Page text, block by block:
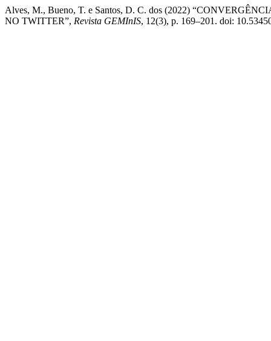
Alves, M., Bueno, T. e Santos, D. C. dos (2022)
NO TWITTER”, Revista GEMInIS, 12(3), p. 169–201. doi: